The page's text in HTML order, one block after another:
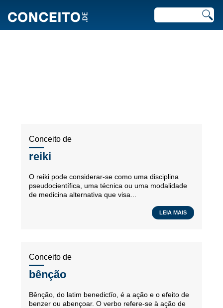
Conceito de
reiki
O reiki pode considerar-se como uma disciplina
pseudocientífica, uma técnica ou uma modalidade
de medicina alternativa que visa...
LEIA MAIS
Conceito de
bênção
Bênção, do latim benedictĭo, é a ação e o efeito de
benzer ou abençoar. O verbo refere-se à ação de